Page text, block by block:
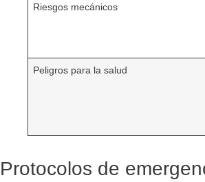
Riesgos mecánicos
Peligros para la salud
Protocolos de